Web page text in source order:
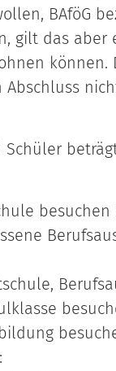
BAföG
gilt das aber
können.